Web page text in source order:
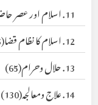
11. اسلام اور عصر حاضر
12. اسلام کا نظام قضا
(65)
13. حلال وحرام
(65)
14. علاج ومعالجہ
(130)